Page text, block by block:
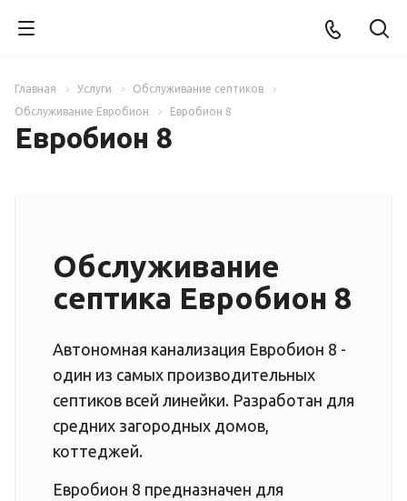
Главная Услуги
Обслуживание септиков
Обслуживание Евробион
Евробион 8
Евробион 8
Обслуживание
септика Евробион 8
Автономная канализация Евробион 8 -
один из самых производительных
септиков всей линейки. Разработан для
средних загородных домов,
коттеджей.
Евробион 8 предназначен для